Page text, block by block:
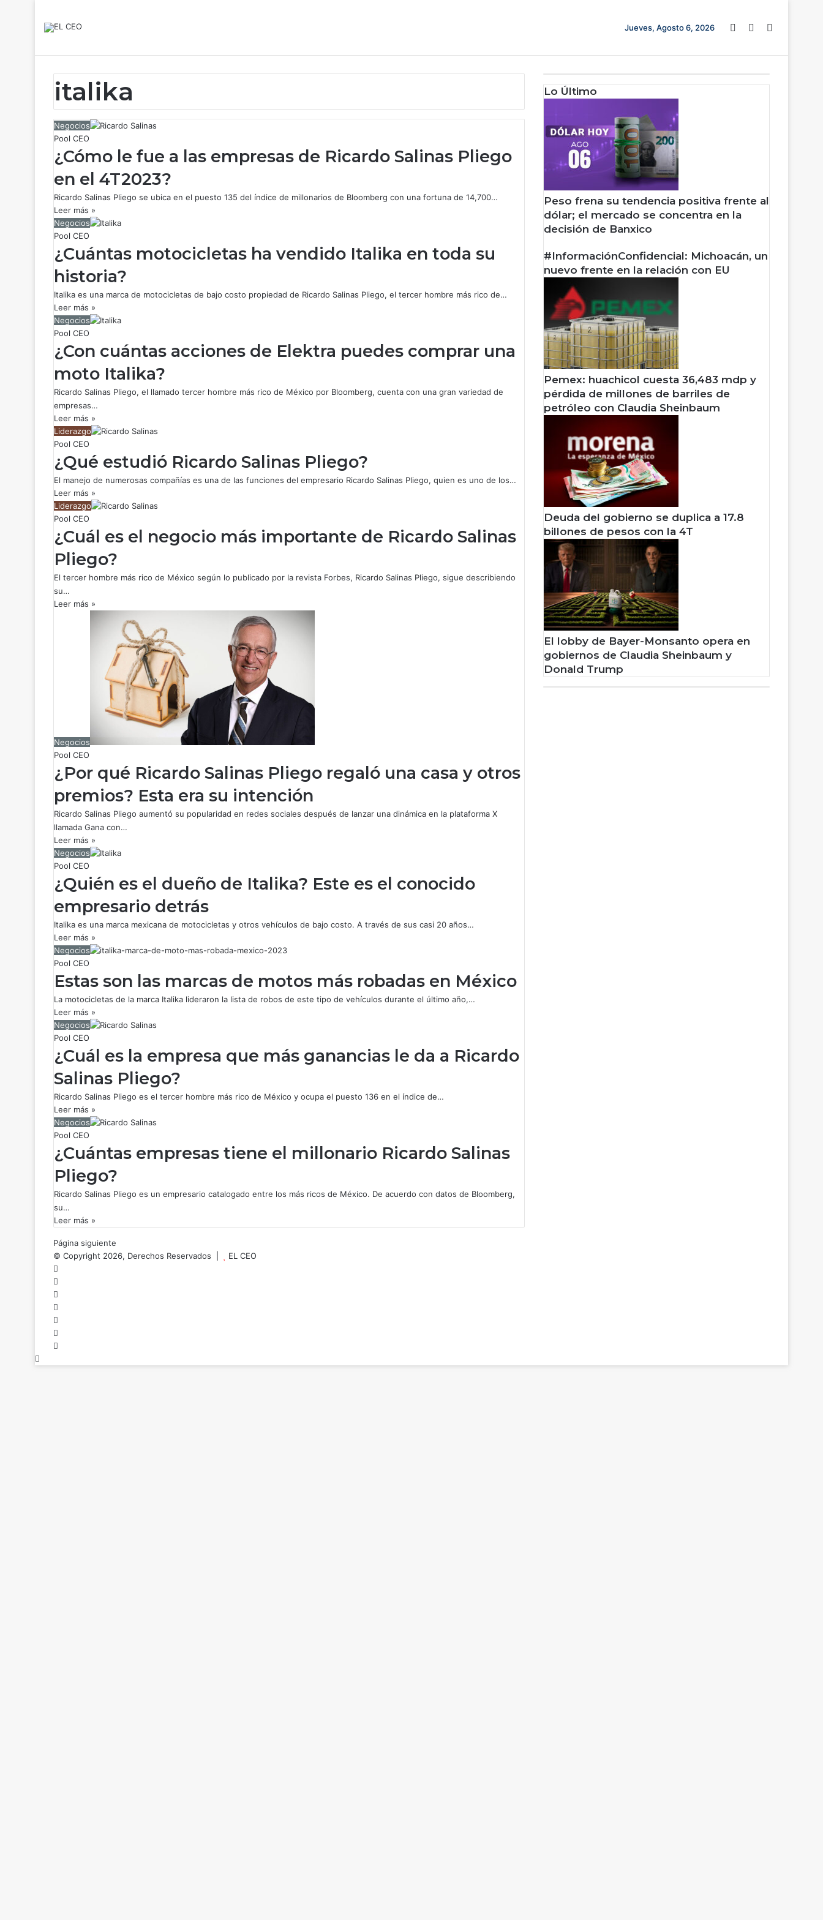
Jueves, Agosto 6, 2026 Barra lateral
Switch skin
italika
Negocios
Pool CEO
¿Cómo le fue a las empresas de Ricardo Salinas Pliego
en el 4T2023?
Ricardo Salinas Pliego se ubica en el puesto 135 del índice de millonarios de Bloomberg con una fortuna de 14,700…
Leer más »
Negocios
Pool CEO
¿Cuántas motocicletas ha vendido Italika en toda su
historia?
Italika es una marca de motocicletas de bajo costo propiedad de Ricardo Salinas Pliego, el tercer hombre más rico de…
Leer más »
Negocios
Pool CEO
¿Con cuántas acciones de Elektra puedes comprar una
moto Italika?
Ricardo Salinas Pliego, el llamado tercer hombre más rico de México por Bloomberg, cuenta con una gran variedad de
empresas…
Leer más »
Liderazgo
Pool CEO
¿Qué estudió Ricardo Salinas Pliego?
El manejo de numerosas compañías es una de las funciones del empresario Ricardo Salinas Pliego, quien es uno de los…
Leer más »
Liderazgo
Pool CEO
¿Cuál es el negocio más importante de Ricardo Salinas
Pliego?
El tercer hombre más rico de México según lo publicado por la revista Forbes, Ricardo Salinas Pliego, sigue describiendo
su…
Leer más »
Negocios
Pool CEO
¿Por qué Ricardo Salinas Pliego regaló una casa y otros
premios? Esta era su intención
Ricardo Salinas Pliego aumentó su popularidad en redes sociales después de lanzar una dinámica en la plataforma X
llamada Gana con…
Leer más »
Negocios
Pool CEO
¿Quién es el dueño de Italika? Este es el conocido
empresario detrás
Italika es una marca mexicana de motocicletas y otros vehículos de bajo costo. A través de sus casi 20 años…
Leer más »
Negocios
Pool CEO
Estas son las marcas de motos más robadas en México
La motocicletas de la marca Italika lideraron la lista de robos de este tipo de vehículos durante el último año,…
Leer más »
Negocios
Pool CEO
¿Cuál es la empresa que más ganancias le da a Ricardo
Salinas Pliego?
Ricardo Salinas Pliego es el tercer hombre más rico de México y ocupa el puesto 136 en el índice de…
Leer más »
Negocios
Pool CEO
¿Cuántas empresas tiene el millonario Ricardo Salinas
Pliego?
Ricardo Salinas Pliego es un empresario catalogado entre los más ricos de México. De acuerdo con datos de Bloomberg,
su…
Leer más »
Página siguiente
Lo Último
Peso frena su tendencia positiva frente al
dólar; el mercado se concentra en la
decisión de Banxico
#InformaciónConfidencial: Michoacán, un
nuevo frente en la relación con EU
Pemex: huachicol cuesta 36,483 mdp y
pérdida de millones de barriles de
petróleo con Claudia Sheinbaum
Deuda del gobierno se duplica a 17.8
billones de pesos con la 4T
El lobby de Bayer-Monsanto opera en
gobiernos de Claudia Sheinbaum y
Donald Trump
© Copyright 2026, Derechos Reservados |
EL CEO